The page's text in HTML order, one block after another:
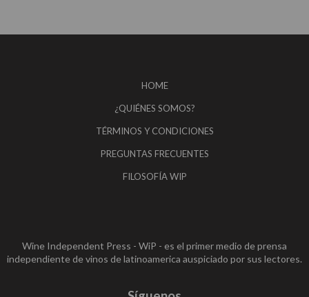
HOME
¿QUIÉNES SOMOS?
TÉRMINOS Y CONDICIONES
PREGUNTAS FRECUENTES
FILOSOFÍA WIP
Wine Independent Press - WiP - es el primer medio de prensa
independiente de vinos de latinoamerica auspiciado por sus lectores.